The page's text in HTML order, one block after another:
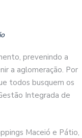
prevenindo a
a aglomeração. Por
todos busquem os
Integrada de
Maceió e Pátio,